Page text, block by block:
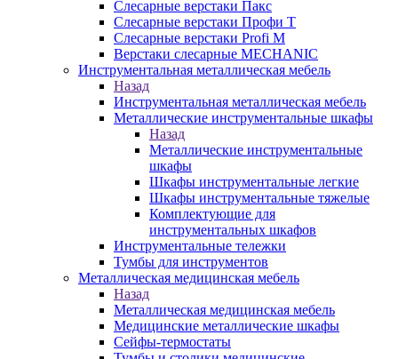
Слесарные верстаки Пакс
Слесарные верстаки Профи Т
Слесарные верстаки Profi M
Верстаки слесарные MECHANIC
Инструментальная металлическая мебель
Назад
Инструментальная металлическая мебель
Металлические инструментальные шкафы
Назад
Металлические инструментальные
шкафы
Шкафы инструментальные легкие
Шкафы инструментальные тяжелые
Комплектующие для
инструментальных шкафов
Инструментальные тележки
Тумбы для инструментов
Металлическая медицинская мебель
Назад
Металлическая медицинская мебель
Медицинские металлические шкафы
Сейфы-термостаты